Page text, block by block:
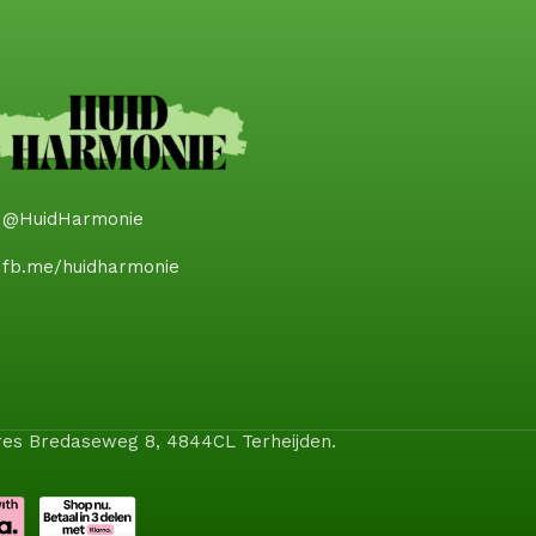
@HuidHarmonie
fb.me/huidharmonie
Bredaseweg 8, 4844CL Terheijden.